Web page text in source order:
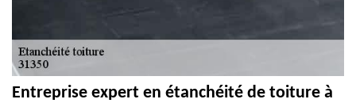
Entreprise expert en étanchéité de toiture à